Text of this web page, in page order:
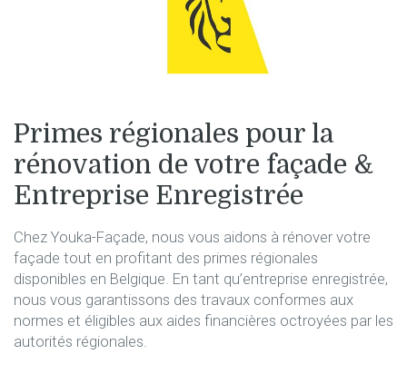
Primes régionales pour la
rénovation de votre façade &
Entreprise Enregistrée
Chez Youka-Façade, nous vous aidons à rénover votre
façade tout en profitant des primes régionales
disponibles en Belgique. En tant qu’entreprise enregistrée,
nous vous garantissons des travaux conformes aux
normes et éligibles aux aides financières octroyées par les
autorités régionales.